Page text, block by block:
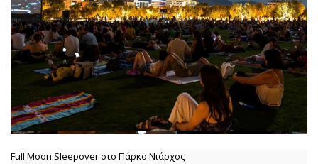
Full Moon Sleepover στο Πάρκο Νιάρχος